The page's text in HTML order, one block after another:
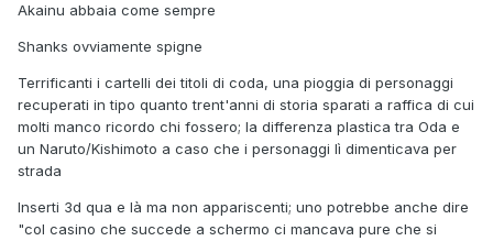
Akainu abbaia come sempre
Shanks ovviamente spigne
Terrificanti i cartelli dei titoli di coda, una pioggia di personaggi
recuperati in tipo quanto trent'anni di storia sparati a raffica di cui
molti manco ricordo chi fossero; la differenza plastica tra Oda e
un Naruto/Kishimoto a caso che i personaggi lì dimenticava per
strada
Inserti 3d qua e là ma non appariscenti; uno potrebbe anche dire
"col casino che succede a schermo ci mancava pure che si